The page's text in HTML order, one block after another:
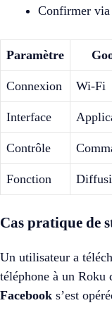
Confirmer via
Paramètre
Connexion Wi-Fi
Interface
Contrôle
Fonction
Cas pratique de
Un utilisateur a
téléphone à un Roku
Facebook s’est